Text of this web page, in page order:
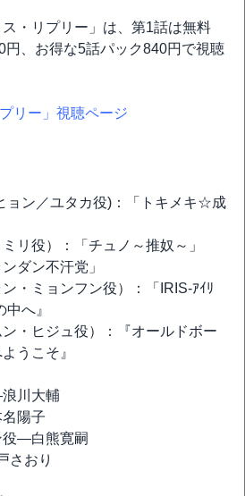
・リプリー」は、第1話は無料
円、お得な5話パック840円で視聴
リー」視聴ページ
ン／ユタカ役)：「トキメキ☆成
リ役）：「チュノ～推奴～」
ダン不汗党」
・ミョンフン役）：「IRIS-ｱｲﾘ
へ』
・ヒジュ役）：『オールドボー
うこそ』
川大輔
陽子
―白熊寛嗣
さおり